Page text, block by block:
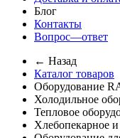
Блог
Контакты
Вопрос—ответ
← Назад
Каталог товаров
Оборудование
Холодильное
Тепловое
Хлебопекарное